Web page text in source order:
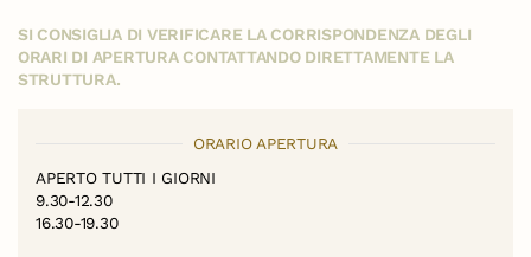
SI CONSIGLIA DI VERIFICARE LA CORRISPONDENZA DEGLI
ORARI DI APERTURA CONTATTANDO DIRETTAMENTE LA
STRUTTURA.
ORARIO APERTURA
APERTO TUTTI I GIORNI
9.30-12.30
16.30-19.30